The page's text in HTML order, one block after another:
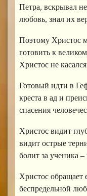
Петра, вскрывал
любовь, знал их
Поэтому Христос
готовить к
Христос не
Готовый идти в
креста в ад и
спасения
Христос видит
видит острые
болит за ученика
Христос
беспредельной